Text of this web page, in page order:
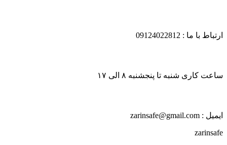
ارتباط با ما : 09124022812
ساعت کاری شنبه تا پنجشنبه ۸ الی ۱۷
ایمیل : zarinsafe@gmail.com
zarinsafe